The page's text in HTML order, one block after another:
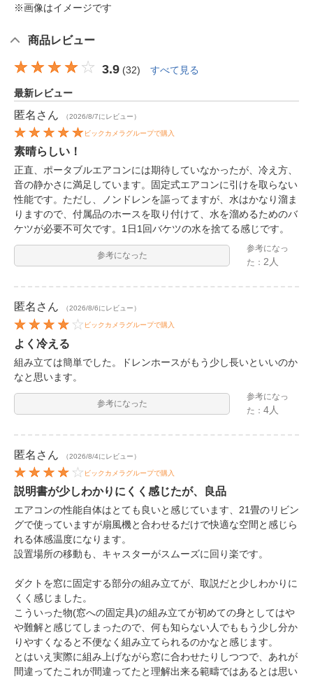
※画像はイメージです
商品レビュー
3.9 (32) すべて見る
最新レビュー
匿名 さん （2026/8/7にレビュー）
ビックカメラグループで購入
素晴らしい！
正直、ポータブルエアコンには期待していなかったが、冷え方、
音の静かさに満足しています。固定式エアコンに引けを取らない
性能です。ただし、ノンドレンを謳ってますが、水はかなり溜ま
りますので、付属品のホースを取り付けて、水を溜めるためのバ
ケツが必要不可欠です。1日1回バケツの水を捨てる感じです。
参考になった
参考になっ
た：2人
匿名 さん （2026/8/6にレビュー）
ビックカメラグループで購入
よく冷える
組み立ては簡単でした。ドレンホースがもう少し長いといいのか
なと思います。
参考になった
参考になっ
た：4人
匿名 さん （2026/8/4にレビュー）
ビックカメラグループで購入
説明書が少しわかりにくく感じたが、良品
エアコンの性能自体はとても良いと感じています、21畳のリビン
グで使っていますが扇風機と合わせるだけで快適な空間と感じら
れる体感温度になります。
設置場所の移動も、キャスターがスムーズに回り楽です。
ダクトを窓に固定する部分の組み立てが、取説だと少しわかりに
くく感じました。
こういった物(窓への固定具)の組み立てが初めての身としてはや
や難解と感じてしまったので、何も知らない人でももう少し分か
りやすくなると不便なく組み立てられるのかなと感じます。
とはいえ実際に組み上げながら窓に合わせたりしつつで、あれが
間違ってたこれが間違ってたと理解出来る範疇ではあるとは思い